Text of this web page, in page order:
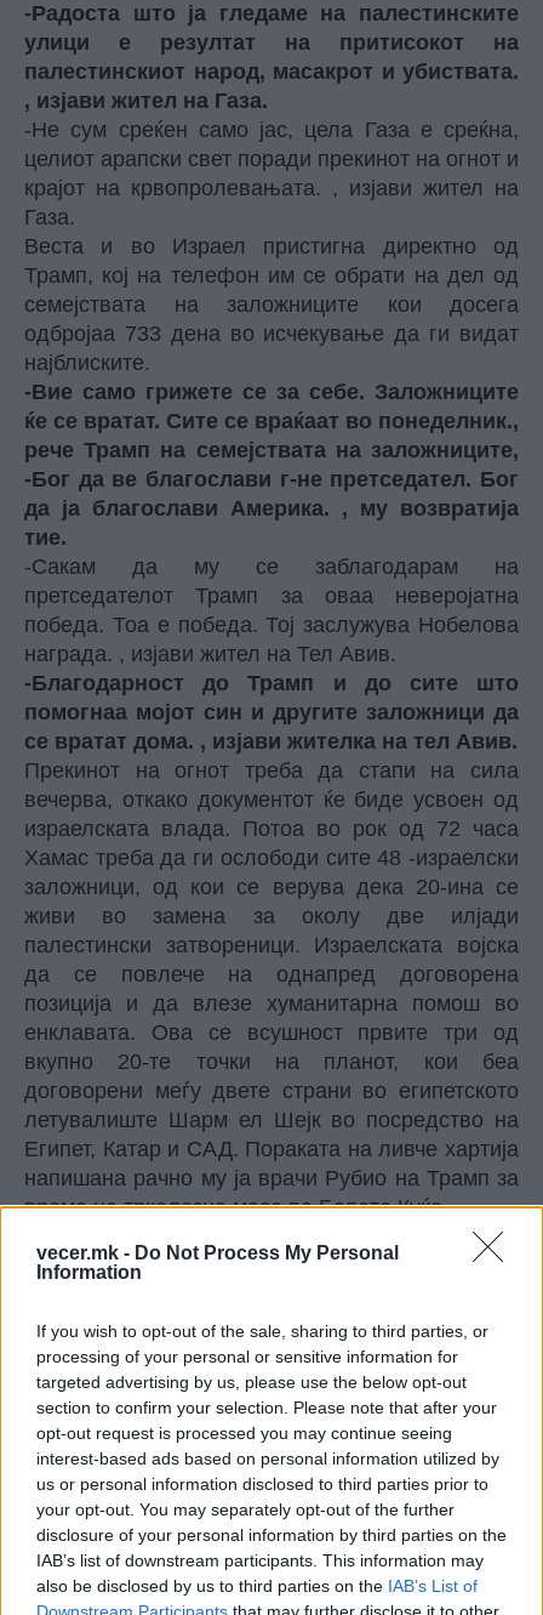
vecer.mk - Do Not Process My Personal
Information
If you wish to opt-out of the sale, sharing to third parties, or
processing of your personal or sensitive information for
targeted advertising by us, please use the below opt-out
section to confirm your selection. Please note that after your
opt-out request is processed you may continue seeing
interest-based ads based on personal information utilized by
us or personal information disclosed to third parties prior to
your opt-out. You may separately opt-out of the further
disclosure of your personal information by third parties on the
IAB’s list of downstream participants. This information may
also be disclosed by us to third parties on the IAB’s List of
-Радоста што ја гледаме на палестинските
улици е резултат на притисокот на
палестинскиот народ, масакрот и убиствата.
, изјави жител на Газа.
-Не сум среќен само јас, цела Газа е среќна,
целиот арапски свет поради прекинот на огнот и
крајот на крвопролевањата. , изјави жител на
Газа.
Веста и во Израел пристигна директно од
Трамп, кој на телефон им се обрати на дел од
семејствата на заложниците кои досега
одбројаа 733 дена во исчекување да ги видат
најблиските.
-Вие само грижете се за себе. Заложниците
ќе се вратат. Сите се враќаат во понеделник.,
рече Трамп на семејствата на заложниците,
-Бог да ве благослави г-не претседател. Бог
да ја благослави Америка. , му возвратија
тие.
-Сакам да му се заблагодарам на
претседателот Трамп за оваа неверојатна
победа. Тоа е победа. Тој заслужува Нобелова
награда. , изјави жител на Тел Авив.
-Благодарност до Трамп и до сите што
помогнаа мојот син и другите заложници да
се вратат дома. , изјави жителка на тел Авив.
Прекинот на огнот треба да стапи на сила
вечерва, откако документот ќе биде усвоен од
израелската влада. Потоа во рок од 72 часа
Хамас треба да ги ослободи сите 48 -израелски
заложници, од кои се верува дека 20-ина се
живи во замена за околу две илјади
палестински затвореници. Израелската војска
да се повлече на однапред договорена
позиција и да влезе хуманитарна помош во
енклавата. Ова се всушност првите три од
вкупно 20-те точки на планот, кои беа
договорени меѓу двете страни во египетското
летувалиште Шарм ел Шејк во посредство на
Египет, Катар и САД. Пораката на ливче хартија
напишана рачно му ја врачи Рубио на Трамп за
време на тркалезна маса во Белата Куќа.
-Што туку добив белешка од Државниот
секретар во која се вели дека сме многу
ќе им требам многу наскоро. , изјави Доналд
Трамп, претседател на САД.
Речиси сите западни и арапски земји го
поздравија договореното, иако за целосна
имплементација на Мировниот договор
преостануваат уште 16 точки. Аналитичарите
велат дека најтешко ќе биде прашањето за
разоружување на Хамас и статусот на Газа со
која е предвидено да раководи преодна
администрација, пред власта да им биде